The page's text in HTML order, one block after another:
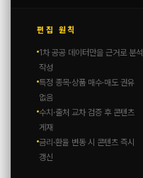
편집 원칙
1차 공공 데이터만을 근거로 분석
작성
특정 종목·상품 매수·매도 권유
없음
수치·출처 교차 검증 후 콘텐츠
게재
금리·환율 변동 시 콘텐츠 즉시
갱신